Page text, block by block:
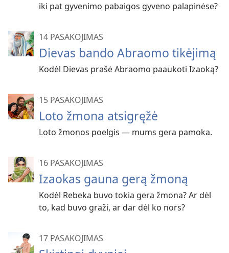
iki pat gyvenimo pabaigos gyveno palapinėse?
14 PASAKOJIMAS
Dievas bando Abraomo tikėjimą
Kodėl Dievas prašė Abraomo paaukoti Izaoką?
15 PASAKOJIMAS
Loto žmona atsigręžė
Loto žmonos poelgis — mums gera pamoka.
16 PASAKOJIMAS
Izaokas gauna gerą žmoną
Kodėl Rebeka buvo tokia gera žmona? Ar dėl
to, kad buvo graži, ar dar dėl ko nors?
17 PASAKOJIMAS